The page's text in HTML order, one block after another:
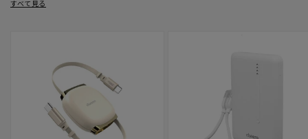
すべて見る